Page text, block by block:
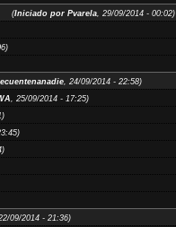
(Iniciado por Pvarela, 29/09/2014 - 00:02)
, 24/09/2014 - 22:58)
, 25/09/2014 - 17:25)
09/2014 - 21:36)